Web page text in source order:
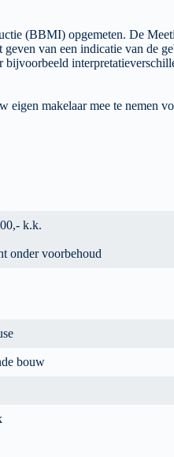
(BBMI) opgemeten. De
geven van een indicatie van de
eigen makelaar mee te nemen
k.k.
onder voorbehoud
bouw